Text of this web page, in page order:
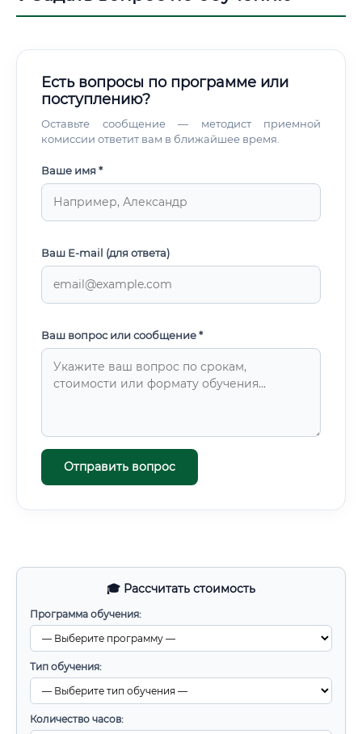
🎓 Рассчитать стоимость
Программа обучения:
Тип обучения:
Количество часов:
новыми компетенциями ✅ Персонализация под клиента
понимающие как традиционные, так и роботизированные
потенциал — российские мебельные компании активно
выходят на рынки Азии, Ближнего Востока, Африки
роста рынка):
Есть вопросы по программе или
поступлению?
Оставьте сообщение — методист приемной
комиссии ответит вам в ближайшее время.
Ваше имя *
Ваш E-mail (для ответа)
Ваш вопрос или сообщение *
Отправить вопрос